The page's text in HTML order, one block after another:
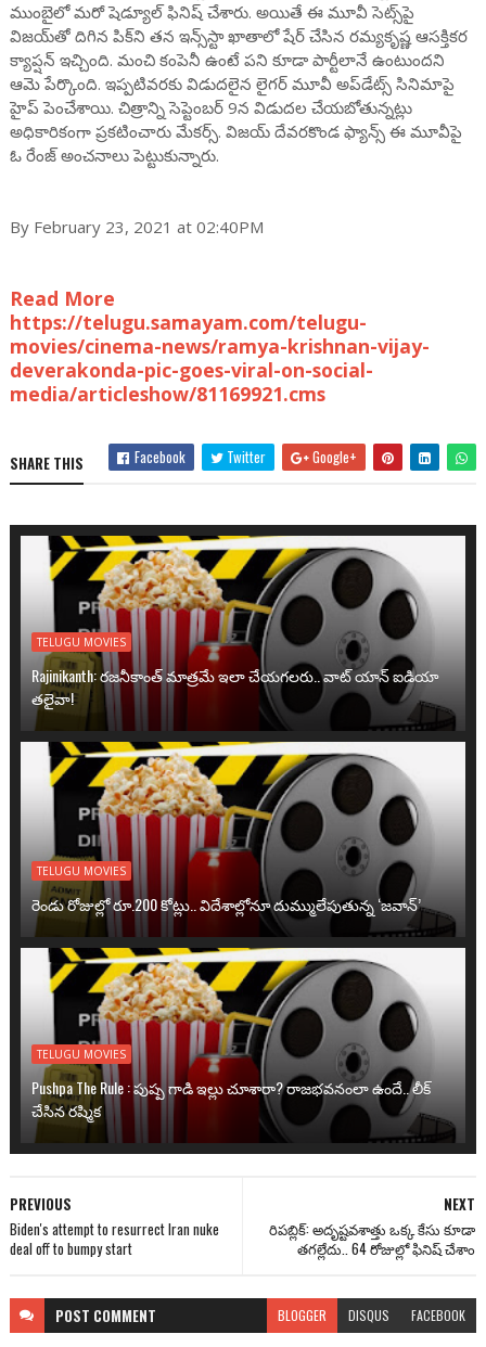
ముంబైలో మరో షెడ్యూల్ ఫినిష్ చేశారు. అయితే ఈ మూవీ సెట్స్‌పై
విజయ్‌తో దిగిన పిక్‌ని తన ఇన్స్‌స్టా ఖాతాలో షేర్ చేసిన రమ్యకృష్ణ ఆసక్తికర
క్యాప్షన్ ఇచ్చింది. మంచి కంపెనీ ఉంటే పని కూడా పార్టీలానే ఉంటుందని
ఆమె పేర్కొంది. ఇప్పటివరకు విడుదలైన లైగర్ మూవీ అప్‌డేట్స్ సినిమాపై
హైప్ పెంచేశాయి. చిత్రాన్ని సెప్టెంబర్‌ 9న విడుదల చేయబోతున్నట్లు
అధికారికంగా ప్రకటించారు మేకర్స్. విజయ్ దేవరకొండ ఫ్యాన్స్ ఈ మూవీపై
ఓ రేంజ్ అంచనాలు పెట్టుకున్నారు.
By February 23, 2021 at 02:40PM
Read More
https://telugu.samayam.com/telugu-
movies/cinema-news/ramya-krishnan-vijay-
deverakonda-pic-goes-viral-on-social-
media/articleshow/81169921.cms
SHARE THIS Facebook Twitter Google+
TELUGU MOVIES
Rajinikanth: రజనీకాంత్ మాత్రమే ఇలా చేయగలరు.. వాట్ యాన్ ఐడియా
తలైవా!
TELUGU MOVIES
రెండు రోజుల్లో రూ.200 కోట్లు.. విదేశాల్లోనూ దుమ్ములేపుతున్న ‘జవాన్’
TELUGU MOVIES
Pushpa The Rule : పుష్ప గాడి ఇల్లు చూశారా? రాజభవనంలా ఉందే.. లీక్
చేసిన రష్మిక
NEXT
రిపబ్లిక్: అదృష్టవశాత్తు ఒక్క కేసు కూడా
తగల్లేదు.. 64 రోజుల్లో ఫినిష్ చేశాం
PREVIOUS
Biden's attempt to resurrect Iran nuke
deal off to bumpy start
POST COMMENT BLOGGER DISQUS FACEBOOK